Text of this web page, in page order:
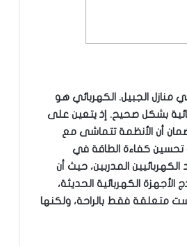
منازل الجبيل. الكهربائي هو
بشكل صحيح. إذ يتعين على
أن الأنظمة تتماشى مع
تحسين كفاءة الطاقة في
المدربين، حيث أن
الكهربائية الحديثة،
متعلقة فقط بالراحة، ولكنها